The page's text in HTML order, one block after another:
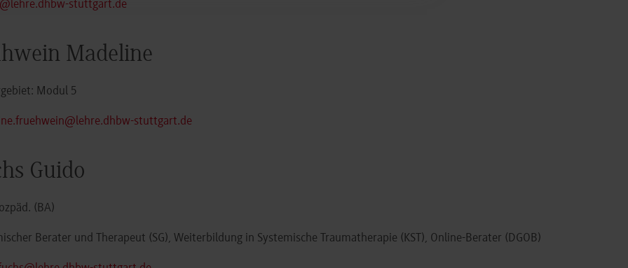
stuttgart.de
Madeline
Modul 5
stuttgart.de
Guido
(BA)
Berater und Therapeut (SG), Weiterbildung in Systemische Traumatherapie (KST), Online-Berater (DGOB)